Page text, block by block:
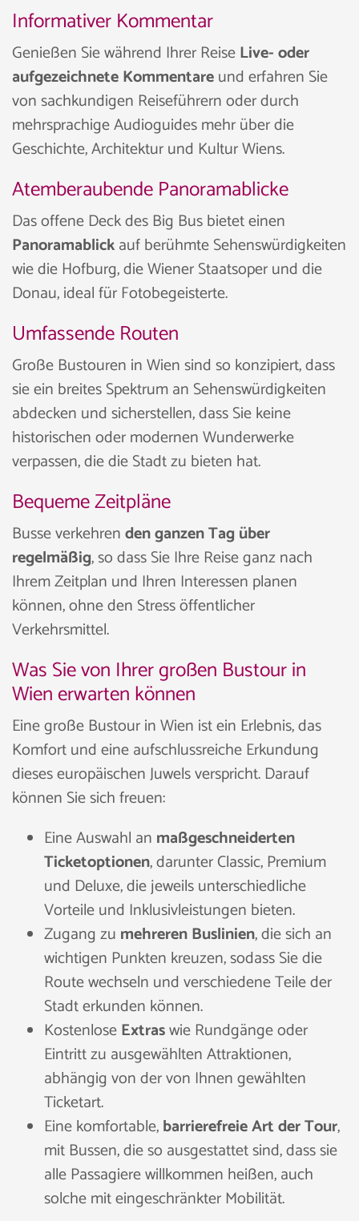
Informativer Kommentar
Genießen Sie während Ihrer ReiseLive- oder
aufgezeichnete Kommentareund erfahren Sie
von sachkundigen Reiseführern oder durch
mehrsprachige Audioguides mehr über die
Geschichte, Architektur und Kultur Wiens.
Atemberaubende Panoramablicke
Das offene Deck des Big Bus bietet einen
Panoramablickauf berühmte Sehenswürdigkeiten
wie die Hofburg, die Wiener Staatsoper und die
Donau, ideal für Fotobegeisterte.
Umfassende Routen
Große Bustouren in Wien sind so konzipiert, dass
sie ein breites Spektrum an Sehenswürdigkeiten
abdecken und sicherstellen, dass Sie keine
historischen oder modernen Wunderwerke
verpassen, die die Stadt zu bieten hat.
Bequeme Zeitpläne
Busse verkehrenden ganzen Tag über
regelmäßig, so dass Sie Ihre Reise ganz nach
Ihrem Zeitplan und Ihren Interessen planen
können, ohne den Stress öffentlicher
Verkehrsmittel.
Was Sie von Ihrer großen Bustour in
Wien erwarten können
Eine große Bustour in Wien ist ein Erlebnis, das
Komfort und eine aufschlussreiche Erkundung
dieses europäischen Juwels verspricht. Darauf
können Sie sich freuen:
Eine Auswahl an maßgeschneiderten
Ticketoptionen, darunter Classic, Premium
und Deluxe, die jeweils unterschiedliche
Vorteile und Inklusivleistungen bieten.
Zugang zu mehreren Buslinien, die sich an
wichtigen Punkten kreuzen, sodass Sie die
Route wechseln und verschiedene Teile der
Stadt erkunden können.
KostenloseExtraswie Rundgänge oder
Eintritt zu ausgewählten Attraktionen,
abhängig von der von Ihnen gewählten
Ticketart.
Eine komfortable,barrierefreie Art der Tour,
mit Bussen, die so ausgestattet sind, dass sie
alle Passagiere willkommen heißen, auch
solche mit eingeschränkter Mobilität.